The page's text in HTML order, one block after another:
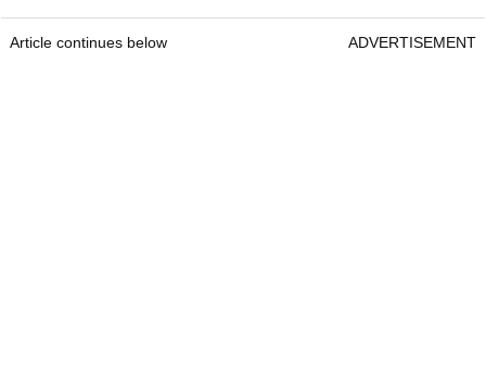
Article continues below ADVERTISEMENT